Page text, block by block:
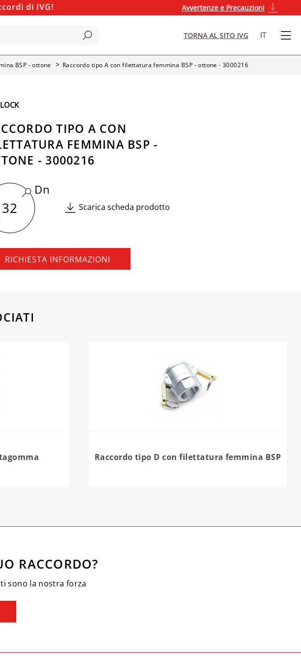
di IVG! Avvertenze e Precauzioni
TORNA AL SITO IVG IT
BSP - ottone Raccordo tipo A con filettatura femmina BSP - ottone - 3000216
TIPO A CON
FEMMINA BSP -
- 3000216
32
Dn
Scarica scheda prodotto
RICHIESTA INFORMAZIONI
Raccordo tipo D con filettatura femmina BSP
RACCORDO?
sono la nostra forza